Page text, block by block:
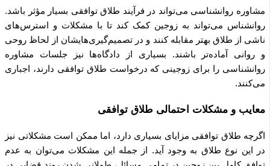
مشاوره روانشناسی می‌تواند در فرآیند طلاق توافقی بسیار مؤثر باشد.
روانشناس می‌تواند به زوجین کمک کند تا با مشکلات و استرس‌های
ناشی از طلاق بهتر مقابله کنند و در تصمیم‌گیری‌هایشان از لحاظ روحی
و روانی آماده‌تر باشند. بسیاری از دادگاه‌ها نیز جلسات مشاوره
روانشناسی را برای زوجینی که درخواست طلاق توافقی دارند، اجباری
می‌کنند.
معایب و مشکلات احتمالی طلاق توافقی
اگرچه طلاق توافقی مزایای بسیاری دارد، اما ممکن است مشکلاتی نیز
در این نوع طلاق به وجود آید. از جمله این مشکلات می‌توان به عدم